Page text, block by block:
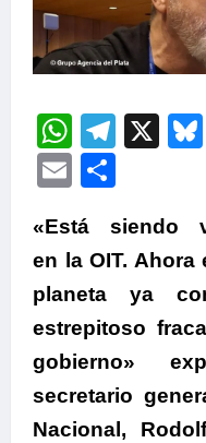
X
Email
«Está siendo
en la OIT. Ahora
planeta ya
estrepitoso
gobierno»
secretario
Nacional,